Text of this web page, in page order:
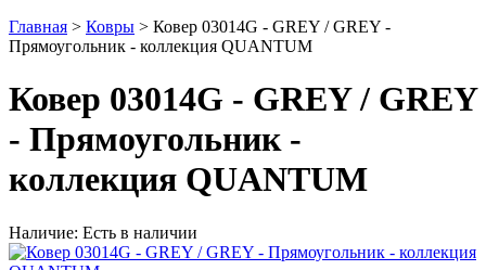
Главная > Ковры > Ковер 03014G - GREY / GREY -
Прямоугольник - коллекция QUANTUM
Ковер 03014G - GREY / GREY
- Прямоугольник -
коллекция QUANTUM
Наличие: Есть в наличии